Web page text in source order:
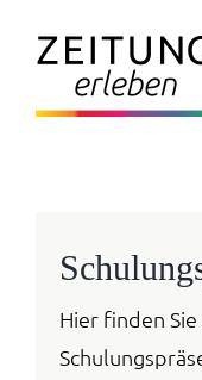
Inhalt
springen
Hier finden